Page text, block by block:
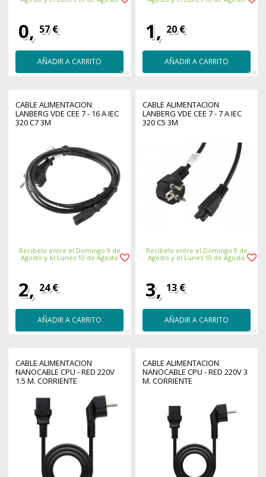
0, 57 €
AÑADIR A CARRITO
2909
1, 20 €
AÑADIR A CARRITO
2648
CABLE ALIMENTACION
LANBERG VDE CEE 7 - 16 A IEC
320 C7 3M
Recíbelo entre el Domingo 9 de
Agosto y el Lunes 10 de Agosto
2, 24 €
AÑADIR A CARRITO
2459
CABLE ALIMENTACION
LANBERG VDE CEE 7 - 7 A IEC
320 C5 3M
Recíbelo entre el Domingo 9 de
Agosto y el Lunes 10 de Agosto
3, 13 €
AÑADIR A CARRITO
2743
CABLE ALIMENTACION
NANOCABLE CPU - RED 220V
1.5 M. CORRIENTE
CABLE ALIMENTACION
NANOCABLE CPU - RED 220V 3
M. CORRIENTE